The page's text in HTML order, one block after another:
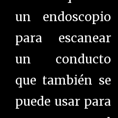
un endoscopio
para escanear
un conducto
que también se
puede usar para